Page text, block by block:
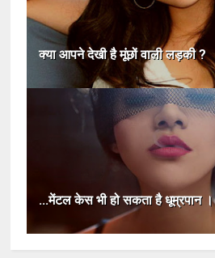
क्या आपने देखी है मूंछों वाली लड़की ?
...मेंटल केस भी हो सकता है धूम्रपान ।